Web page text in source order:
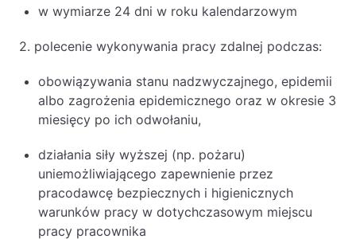
w wymiarze 24 dni w roku kalendarzowym
2. polecenie wykonywania pracy zdalnej podczas:
obowiązywania stanu nadzwyczajnego, epidemii
albo zagrożenia epidemicznego oraz w okresie 3
miesięcy po ich odwołaniu,
działania siły wyższej (np. pożaru)
uniemożliwiającego zapewnienie przez
pracodawcę bezpiecznych i higienicznych
warunków pracy w dotychczasowym miejscu
pracy pracownika